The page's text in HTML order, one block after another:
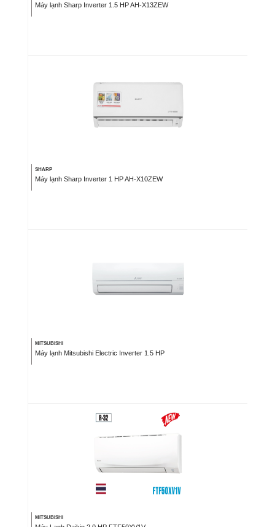
Máy lạnh Sharp Inverter 1.5 HP AH-X13ZEW
SHARP
Máy lạnh Sharp Inverter 1 HP AH-X10ZEW
MITSUBISHI
Máy lạnh Mitsubishi Electric Inverter 1.5 HP
MITSUBISHI